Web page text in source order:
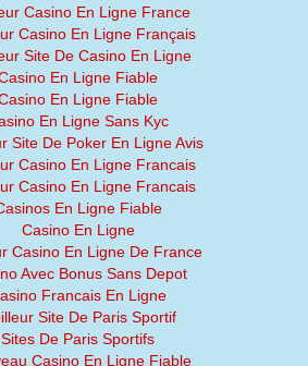
Casino En Ligne France
Casino En Ligne Français
Site De Casino En Ligne
En Ligne Fiable
En Ligne Fiable
En Ligne Sans Kyc
Site De Poker En Ligne Avis
Casino En Ligne Francais
Casino En Ligne Francais
En Ligne Fiable
Casino En Ligne
Casino En Ligne De France
Avec Bonus Sans Depot
Francais En Ligne
Site De Paris Sportif
Sites De Paris Sportifs
Casino En Ligne Fiable